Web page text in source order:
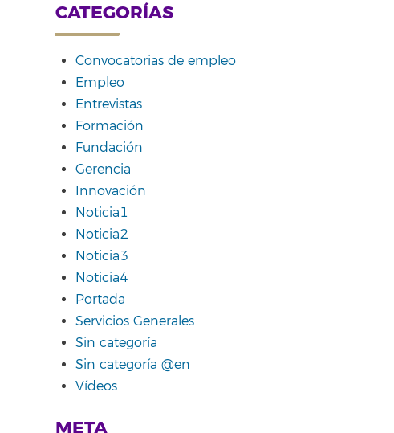
CATEGORÍAS
Convocatorias de empleo
Empleo
Entrevistas
Formación
Fundación
Gerencia
Innovación
Noticia1
Noticia2
Noticia3
Noticia4
Portada
Servicios Generales
Sin categoría
Sin categoría @en
Vídeos
META